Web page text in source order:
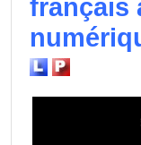
français